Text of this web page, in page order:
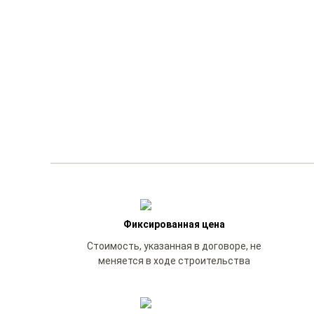
Фиксированная цена
Стоимость, указанная в договоре, не
меняется в ходе строительства